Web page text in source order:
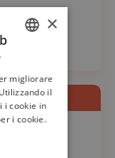
ENGLISH
×
migliorare
il
i cookie in
i cookie.